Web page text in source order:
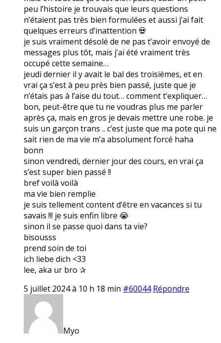
peu l’histoire je trouvais que leurs questions
n’étaient pas très bien formulées et aussi j’ai fait
quelques erreurs d’inattention 💀
je suis vraiment désolé de ne pas t’avoir envoyé de
messages plus tôt, mais j’ai été vraiment très
occupé cette semaine…
jeudi dernier il y avait le bal des troisièmes, et en
vrai ça s’est à peu près bien passé, juste que je
n’étais pas à l’aise du tout… comment t’expliquer…
bon, peut-être que tu ne voudras plus me parler
après ça, mais en gros je devais mettre une robe. je
suis un garçon trans .. c’est juste que ma pote qui ne
sait rien de ma vie m’a absolument forcé haha
bonn
sinon vendredi, dernier jour des cours, en vrai ça
s’est super bien passé !!
bref voilà voilà
ma vie bien remplie
je suis tellement content d’être en vacances si tu
savais !!! je suis enfin libre 😭
sinon il se passe quoi dans ta vie?
bisousss
prend soin de toi
ich liebe dich <33
lee, aka ur bro ✰
5 juillet 2024 à 10 h 18 min #60044 Répondre
Myo